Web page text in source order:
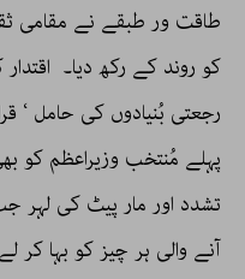
طاقت ور طبقے نے مقامی
کو روند کے رکھ دیا۔
رجعتی بُنیادوں کی حامل ‘
پہلے مُنتخب وزیراعظم کو
تشدد اور مار پیٹ کی لہر
آنے والی ہر چیز کو بہا کر